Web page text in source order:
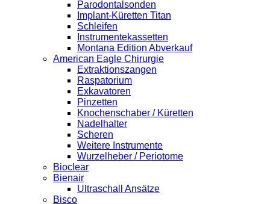
Parodontalsonden
Implant-Küretten Titan
Schleifen
Instrumentekassetten
Montana Edition Abverkauf
American Eagle Chirurgie
Extraktionszangen
Raspatorium
Exkavatoren
Pinzetten
Knochenschaber / Küretten
Nadelhalter
Scheren
Weitere Instrumente
Wurzelheber / Periotome
Bioclear
Bienair
Ultraschall Ansätze
Bisco